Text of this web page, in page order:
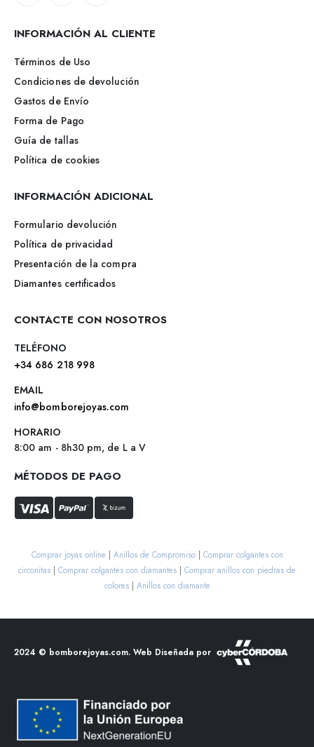
INFORMACIÓN AL CLIENTE
Términos de Uso
Condiciones de devolución
Gastos de Envío
Forma de Pago
Guía de tallas
Política de cookies
INFORMACIÓN ADICIONAL
Formulario devolución
Política de privacidad
Presentación de la compra
Diamantes certificados
CONTACTE CON NOSOTROS
TELÉFONO
+34 686 218 998
EMAIL
info@bomborejoyas.com
HORARIO
8:00 am - 8h30 pm, de L a V
MÉTODOS DE PAGO
Comprar joyas online | Anillos de Compromiso| Comprar colgantes con
circonitas | Comprar colgantes con diamantes | Comprar anillos con piedras de
colores| Anillos con diamante
2024 © bomborejoyas.com. Web Diseñada por